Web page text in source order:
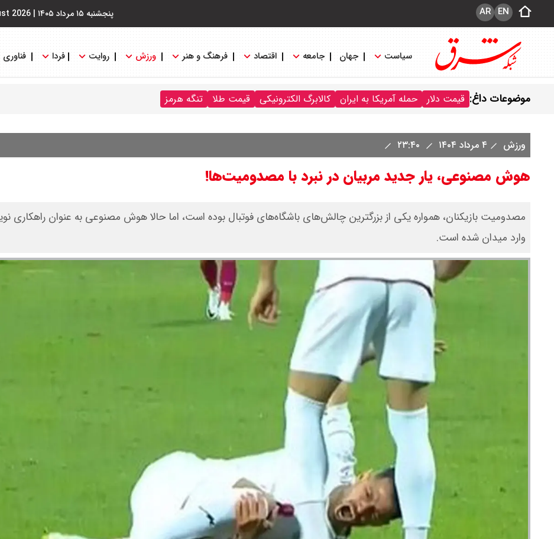
پنجشنبه ۱۵ مرداد ۱۴۰۵ |
2026 EN
AR
سیاست جهان جامعه اقتصاد فرهنگ و هنر ورزش روایت فردا فناوری
موضوعات داغ: قیمت دلار حمله آمریکا به ایران کالابرگ الکترونیکی قیمت طلا تنگه هرمز
ورزش ۴ مرداد ۱۴۰۴
هوش مصنوعی، یار جدید مربیان در نبرد با مصدومیت‌ها!
مصدومیت بازیکنان، همواره یکی از بزرگترین چالش‌های باشگاه‌های فوتبال بوده است، اما حالا هوش مصنوعی به عنوان راهکاری
وارد میدان شده است.